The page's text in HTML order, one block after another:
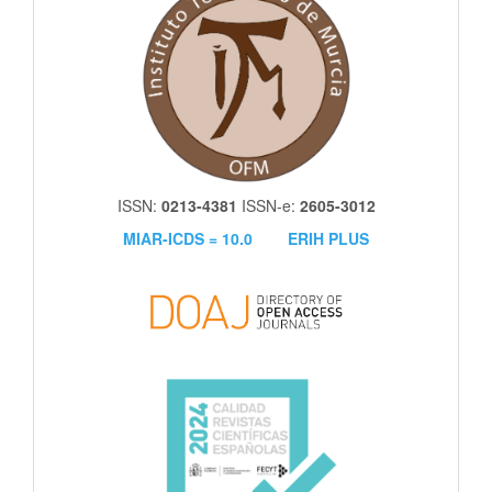
ISSN: 0213-4381 ISSN-e: 2605-3012
MIAR-ICDS = 10.0
ERIH PLUS